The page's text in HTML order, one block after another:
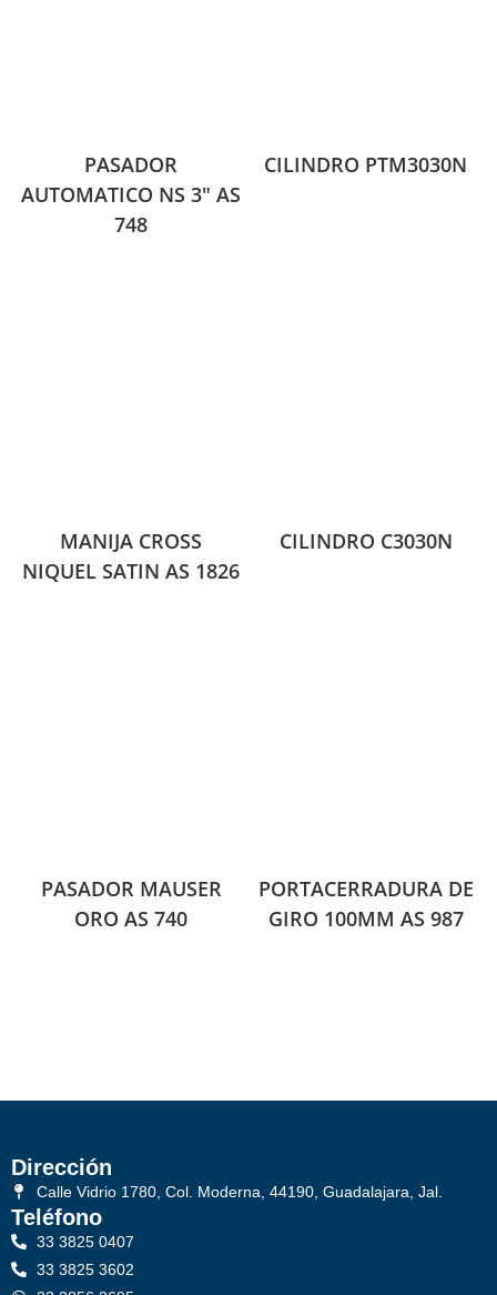
PASADOR
AUTOMATICO NS 3″ AS
748
CILINDRO PTM3030N
MANIJA CROSS
NIQUEL SATIN AS 1826
CILINDRO C3030N
PASADOR MAUSER
ORO AS 740
PORTACERRADURA DE
GIRO 100MM AS 987
Dirección
Calle Vidrio 1780, Col. Moderna, 44190, Guadalajara, Jal.
Teléfono
33 3825 0407
33 3825 3602